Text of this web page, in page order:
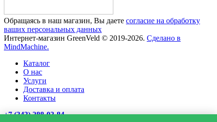
Обращаясь в наш магазин, Вы даете согласие на обработку
ваших персональных данных
Интернет-магазин GreenVeld © 2019-2026. Сделано в
MindMachine.
Каталог
О нас
Услуги
Доставка и оплата
Контакты
+7 (343) 288-03-84